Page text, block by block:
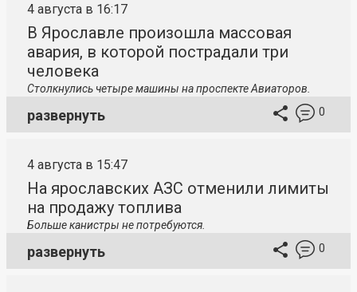
4 августа в 16:17
В Ярославле произошла массовая
авария, в которой пострадали три
человека
Столкнулись четыре машины на проспекте Авиаторов.
развернуть 0
4 августа в 15:47
На ярославских АЗС отменили лимиты
на продажу топлива
Больше канистры не потребуются.
развернуть 0